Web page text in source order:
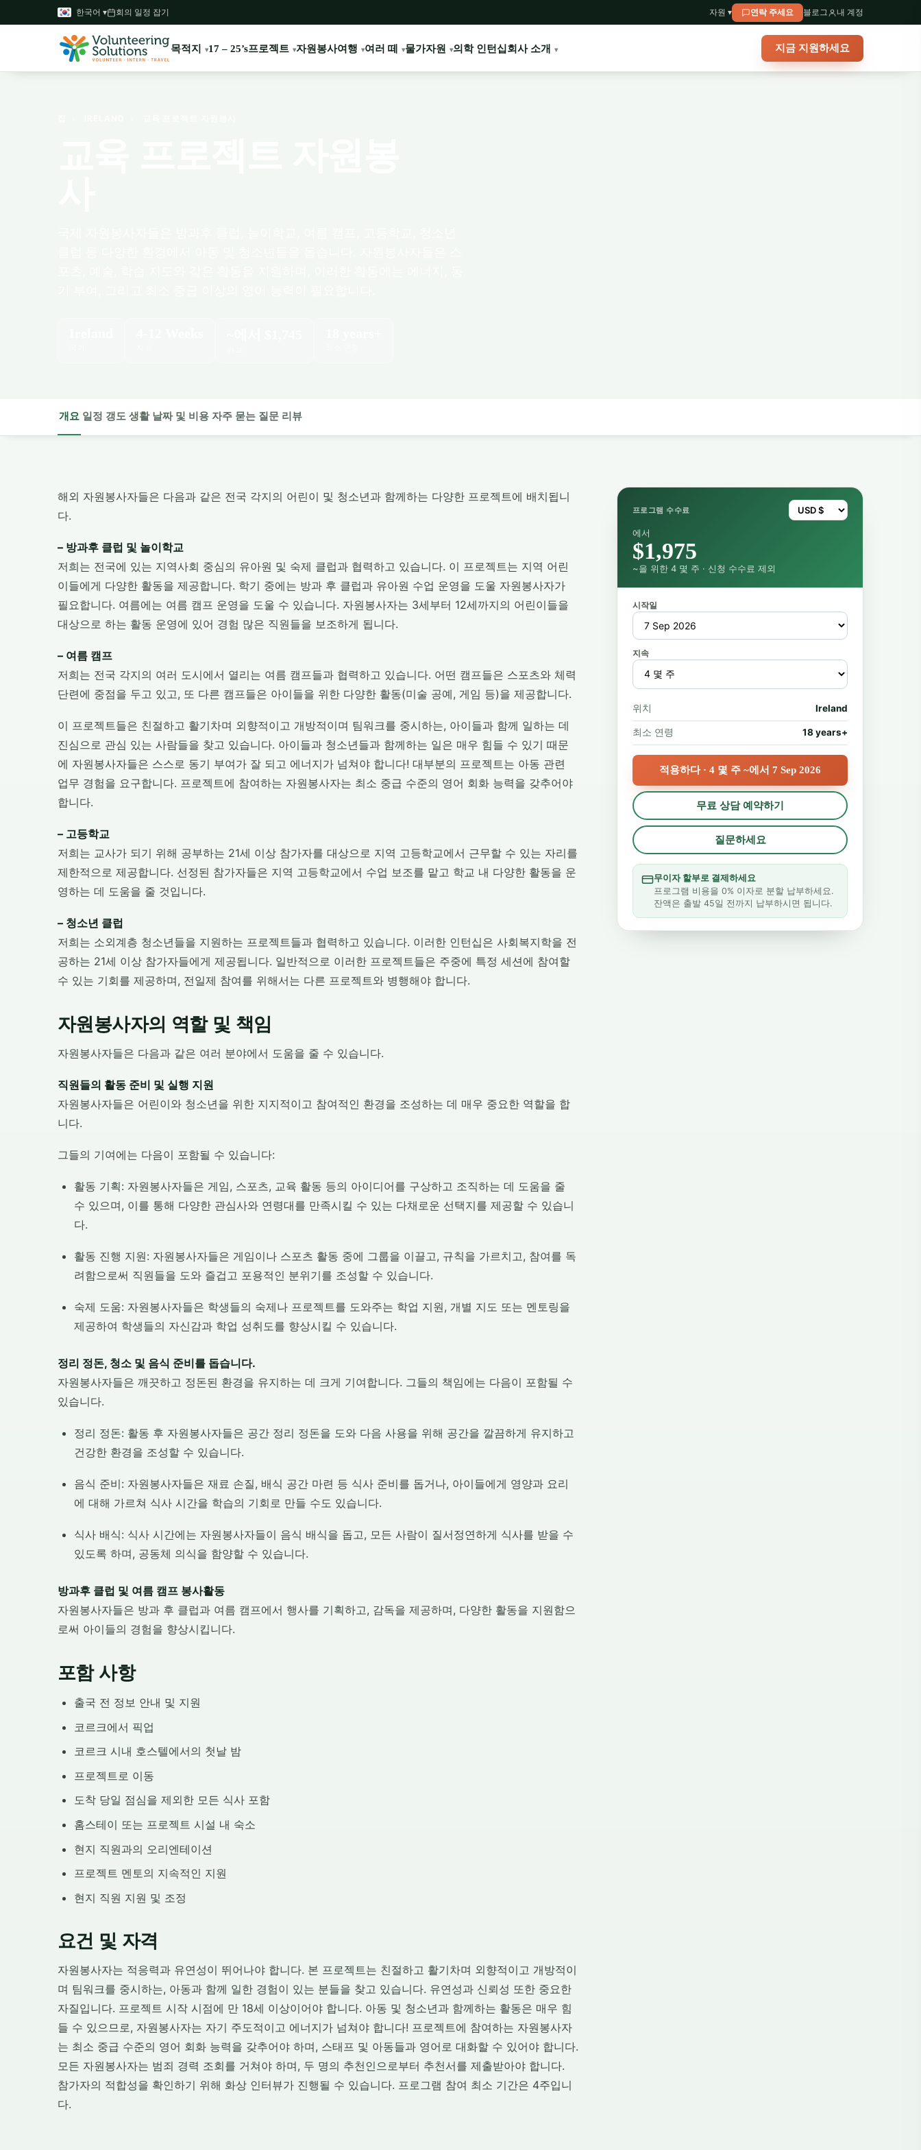
한국어 ▾ 회의 일정 잡기 자원 ▾ 연락 주세요 블로그 내 계정
목적지 17 – 25’s프로젝트 자원봉사여행 여러 떼 물가자원 의학 인턴십회사 소개 지금 지원하세요
개요 일정 갱도 생활 날짜 및 비용 자주 묻는 질문 리뷰
해외 자원봉사자들은 다음과 같은 전국 각지의 어린이 및 청소년과 함께하는 다양한 프로젝트에 배치됩니
다.
– 방과후 클럽 및 놀이학교
저희는 전국에 있는 지역사회 중심의 유아원 및 숙제 클럽과 협력하고 있습니다. 이 프로젝트는 지역 어린
이들에게 다양한 활동을 제공합니다. 학기 중에는 방과 후 클럽과 유아원 수업 운영을 도울 자원봉사자가
필요합니다. 여름에는 여름 캠프 운영을 도울 수 있습니다. 자원봉사자는 3세부터 12세까지의 어린이들을
대상으로 하는 활동 운영에 있어 경험 많은 직원들을 보조하게 됩니다.
– 여름 캠프
저희는 전국 각지의 여러 도시에서 열리는 여름 캠프들과 협력하고 있습니다. 어떤 캠프들은 스포츠와 체력
단련에 중점을 두고 있고, 또 다른 캠프들은 아이들을 위한 다양한 활동(미술 공예, 게임 등)을 제공합니다.
이 프로젝트들은 친절하고 활기차며 외향적이고 개방적이며 팀워크를 중시하는, 아이들과 함께 일하는 데
진심으로 관심 있는 사람들을 찾고 있습니다. 아이들과 청소년들과 함께하는 일은 매우 힘들 수 있기 때문
에 자원봉사자들은 스스로 동기 부여가 잘 되고 에너지가 넘쳐야 합니다! 대부분의 프로젝트는 아동 관련
업무 경험을 요구합니다. 프로젝트에 참여하는 자원봉사자는 최소 중급 수준의 영어 회화 능력을 갖추어야
합니다.
– 고등학교
저희는 교사가 되기 위해 공부하는 21세 이상 참가자를 대상으로 지역 고등학교에서 근무할 수 있는 자리를
제한적으로 제공합니다. 선정된 참가자들은 지역 고등학교에서 수업 보조를 맡고 학교 내 다양한 활동을 운
영하는 데 도움을 줄 것입니다.
– 청소년 클럽
저희는 소외계층 청소년들을 지원하는 프로젝트들과 협력하고 있습니다. 이러한 인턴십은 사회복지학을 전
공하는 21세 이상 참가자들에게 제공됩니다. 일반적으로 이러한 프로젝트들은 주중에 특정 세션에 참여할
수 있는 기회를 제공하며, 전일제 참여를 위해서는 다른 프로젝트와 병행해야 합니다.
자원봉사자의 역할 및 책임
자원봉사자들은 다음과 같은 여러 분야에서 도움을 줄 수 있습니다.
직원들의 활동 준비 및 실행 지원
자원봉사자들은 어린이와 청소년을 위한 지지적이고 참여적인 환경을 조성하는 데 매우 중요한 역할을 합
니다.
그들의 기여에는 다음이 포함될 수 있습니다:
활동 기획: 자원봉사자들은 게임, 스포츠, 교육 활동 등의 아이디어를 구상하고 조직하는 데 도움을 줄
수 있으며, 이를 통해 다양한 관심사와 연령대를 만족시킬 수 있는 다채로운 선택지를 제공할 수 있습니
다.
활동 진행 지원: 자원봉사자들은 게임이나 스포츠 활동 중에 그룹을 이끌고, 규칙을 가르치고, 참여를 독
려함으로써 직원들을 도와 즐겁고 포용적인 분위기를 조성할 수 있습니다.
숙제 도움: 자원봉사자들은 학생들의 숙제나 프로젝트를 도와주는 학업 지원, 개별 지도 또는 멘토링을
제공하여 학생들의 자신감과 학업 성취도를 향상시킬 수 있습니다.
정리 정돈, 청소 및 음식 준비를 돕습니다.
자원봉사자들은 깨끗하고 정돈된 환경을 유지하는 데 크게 기여합니다. 그들의 책임에는 다음이 포함될 수
있습니다.
정리 정돈: 활동 후 자원봉사자들은 공간 정리 정돈을 도와 다음 사용을 위해 공간을 깔끔하게 유지하고
건강한 환경을 조성할 수 있습니다.
음식 준비: 자원봉사자들은 재료 손질, 배식 공간 마련 등 식사 준비를 돕거나, 아이들에게 영양과 요리
에 대해 가르쳐 식사 시간을 학습의 기회로 만들 수도 있습니다.
식사 배식: 식사 시간에는 자원봉사자들이 음식 배식을 돕고, 모든 사람이 질서정연하게 식사를 받을 수
있도록 하며, 공동체 의식을 함양할 수 있습니다.
방과후 클럽 및 여름 캠프 봉사활동
자원봉사자들은 방과 후 클럽과 여름 캠프에서 행사를 기획하고, 감독을 제공하며, 다양한 활동을 지원함으
로써 아이들의 경험을 향상시킵니다.
포함 사항
출국 전 정보 안내 및 지원
코르크에서 픽업
코르크 시내 호스텔에서의 첫날 밤
프로젝트로 이동
도착 당일 점심을 제외한 모든 식사 포함
홈스테이 또는 프로젝트 시설 내 숙소
현지 직원과의 오리엔테이션
프로젝트 멘토의 지속적인 지원
현지 직원 지원 및 조정
요건 및 자격
자원봉사자는 적응력과 유연성이 뛰어나야 합니다. 본 프로젝트는 친절하고 활기차며 외향적이고 개방적이
며 팀워크를 중시하는, 아동과 함께 일한 경험이 있는 분들을 찾고 있습니다. 유연성과 신뢰성 또한 중요한
자질입니다. 프로젝트 시작 시점에 만 18세 이상이어야 합니다. 아동 및 청소년과 함께하는 활동은 매우 힘
들 수 있으므로, 자원봉사자는 자기 주도적이고 에너지가 넘쳐야 합니다! 프로젝트에 참여하는 자원봉사자
는 최소 중급 수준의 영어 회화 능력을 갖추어야 하며, 스태프 및 아동들과 영어로 대화할 수 있어야 합니다.
모든 자원봉사자는 범죄 경력 조회를 거쳐야 하며, 두 명의 추천인으로부터 추천서를 제출받아야 합니다.
참가자의 적합성을 확인하기 위해 화상 인터뷰가 진행될 수 있습니다. 프로그램 참여 최소 기간은 4주입니
다.
프로그램 수수료
에서
$1,975
~을 위한 4 몇 주 · 신청 수수료 제외
시작일
지속
위치 Ireland
최소 연령 18 years+
적용하다 · 4 몇 주 ~에서 7 Sep 2026
무료 상담 예약하기
질문하세요
무이자 할부로 결제하세요
프로그램 비용을 0% 이자로 분할 납부하세요.
잔액은 출발 45일 전까지 납부하시면 됩니다.